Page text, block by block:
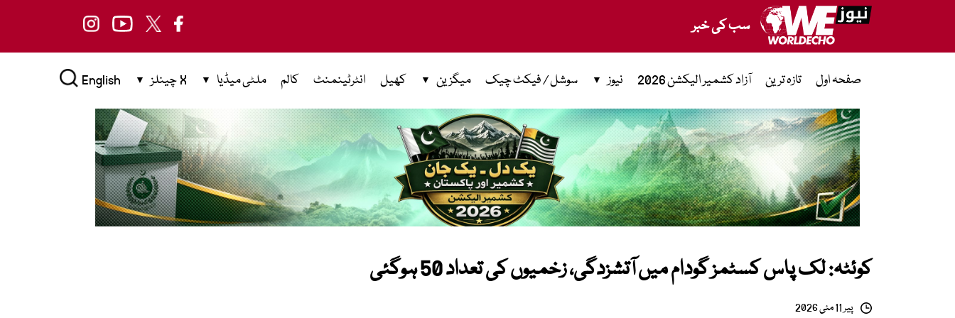
سب کی خبر
صفحہ اول تازہ ترین آزاد کشمیر الیکشن 2026 نیوز سوشل / فیکٹ چیک میگزین کھیل انٹرٹینمنٹ کالم ملٹی میڈیا X چینلز English
کوئٹہ: لک پاس کسٹمز گودام میں آتشزدگی، زخمیوں کی تعداد 50 ہوگئی
پیر 11 مئی 2026